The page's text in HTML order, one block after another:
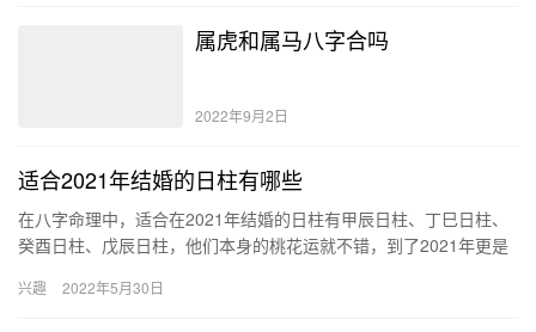
属虎和属马八字合吗
2022年9月2日
适合2021年结婚的日柱有哪些
在八字命理中，适合在2021年结婚的日柱有甲辰日柱、丁巳日柱、
癸酉日柱、戊辰日柱，他们本身的桃花运就不错，到了2021年更是
兴趣 2022年5月30日